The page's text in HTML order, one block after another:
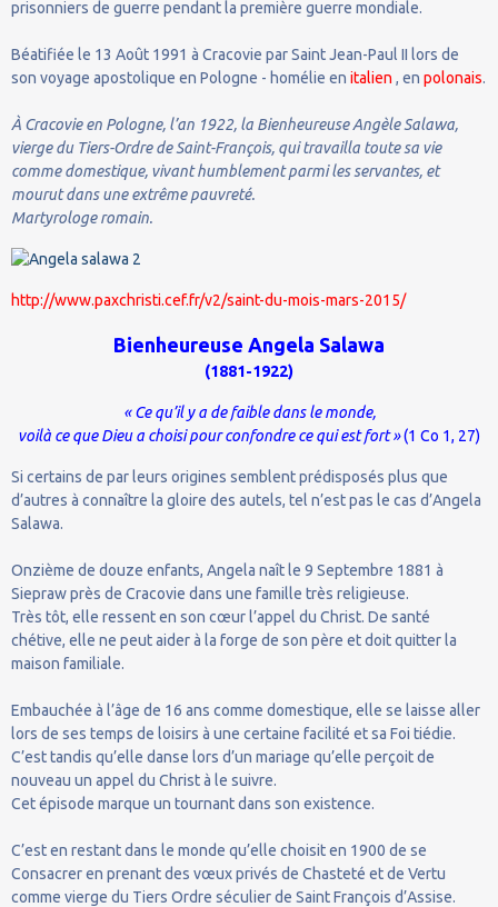
prisonniers de guerre pendant la première guerre mondiale.
Béatifiée le 13 Août 1991 à Cracovie par Saint Jean-Paul II lors de
son voyage apostolique en Pologne - homélie en italien , en polonais.
À Cracovie en Pologne, l’an 1922, la Bienheureuse Angèle Salawa,
vierge du Tiers-Ordre de Saint-François, qui travailla toute sa vie
comme domestique, vivant humblement parmi les servantes, et
mourut dans une extrême pauvreté.
Martyrologe romain.
http://www.paxchristi.cef.fr/v2/saint-du-mois-mars-2015/
Bienheureuse Angela Salawa
(1881-1922)
« Ce qu’il y a de faible dans le monde,
voilà ce que Dieu a choisi pour confondre ce qui est fort »(1 Co 1, 27)
Si certains de par leurs origines semblent prédisposés plus que
d’autres à connaître la gloire des autels, tel n’est pas le cas d’Angela
Salawa.
Onzième de douze enfants, Angela naît le 9 Septembre 1881 à
Siepraw près de Cracovie dans une famille très religieuse.
Très tôt, elle ressent en son cœur l’appel du Christ. De santé
chétive, elle ne peut aider à la forge de son père et doit quitter la
maison familiale.
Embauchée à l’âge de 16 ans comme domestique, elle se laisse aller
lors de ses temps de loisirs à une certaine facilité et sa Foi tiédie.
C’est tandis qu’elle danse lors d’un mariage qu’elle perçoit de
nouveau un appel du Christ à le suivre.
Cet épisode marque un tournant dans son existence.
C’est en restant dans le monde qu’elle choisit en 1900 de se
Consacrer en prenant des vœux privés de Chasteté et de Vertu
comme vierge du Tiers Ordre séculier de Saint François d’Assise.